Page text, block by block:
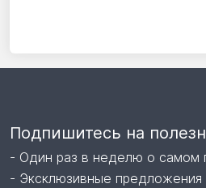
Подпишитесь на
- Один раз в неделю о самом
- Эксклюзивные предложения